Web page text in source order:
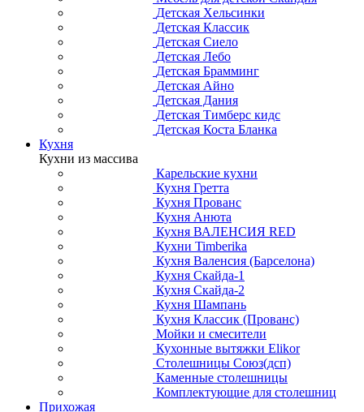
Детская Хельсинки
Детская Классик
Детская Сиело
Детская Лебо
Детская Брамминг
Детская Айно
Детская Дания
Детская Тимберс кидс
Детская Коста Бланка
Кухня
Кухни из массива
Карельские кухни
Кухня Гретта
Кухня Прованс
Кухня Анюта
Кухня ВАЛЕНСИЯ RED
Кухни Timberika
Кухня Валенсия (Барселона)
Кухня Скайда-1
Кухня Скайда-2
Кухня Шампань
Кухня Классик (Прованс)
Мойки и смесители
Кухонные вытяжки Elikor
Столешницы Союз(дсп)
Каменные столешницы
Комплектующие для столешниц
Прихожая